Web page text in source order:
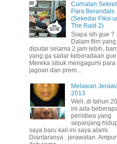
Curhatan
Para Berandals
(Sekedar Fiksi
The Raid 2)
Siapa sih gue ?
Dalam film yang
diputar selama 2 jam lebih,
yang ga sadar keberadaan gue.
Mereka sibuk mengagumi para
jagoan dan prem...
Melawan
2013
Well, di tahun
ini ada
peristiwa yang
sepanjang hidup
saya baru kali ini saya alami.
Diantaranya : jerawatan. Ampun